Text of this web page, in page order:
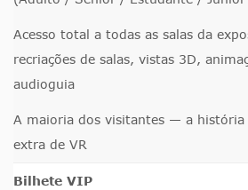
Acesso total a todas as salas da
recriações de salas, vistas 3D,
audioguia
A maioria dos visitantes — a história
extra de VR
Bilhete VIP